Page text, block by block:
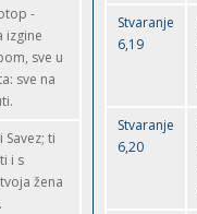
-
izgine
sve u
sve na
ti
i s
žena
Stvaranje
6,19
Stvaranje
6,20